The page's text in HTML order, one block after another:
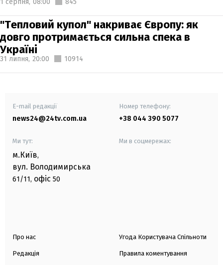
"Тепловий купол" накриває Європу: як
довго протримається сильна спека в
Україні
31 липня, 20:00 10914
E-mail редакції
news24@24tv.com.ua
Номер телефону:
+38 044 390 5077
Ми тут:
м.Київ,
вул. Володимирська
61/11, офіс 50
Ми в соцмережах:
Про нас
Редакція
Угода Користувача Спільноти
Правила коментування